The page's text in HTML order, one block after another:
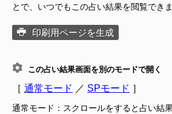
とで、いつでもこの占い結果を閲覧できま
印刷用ページを生成
この占い結果画面を別のモードで開く
［ 通常モード ／ SPモード ］
通常モード：スクロールをすると占い結